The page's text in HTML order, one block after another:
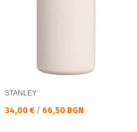
STANLEY
Текуща цена:
34,00 € / 66,50 BGN